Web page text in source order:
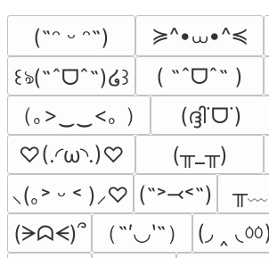
(˶ᵔ ᵕ ᵔ˶) ≽^•⩊•^≼
꒰ঌ(˶ˆᗜˆ˵)໒꒱
( ˶ˆᗜˆ˵ )
（｡>‿‿<｡ ）
(ദ്ദി˙ᗜ˙)
♡(.◜ω◝.)♡
(╥_╥)
⸜(｡˃ ᵕ ˂ )⸝♡ (˶˃⤙˂˶)
(ᗒᗣᗕ)՞
（˶′◡‵˶） (◞ ‸ ◟